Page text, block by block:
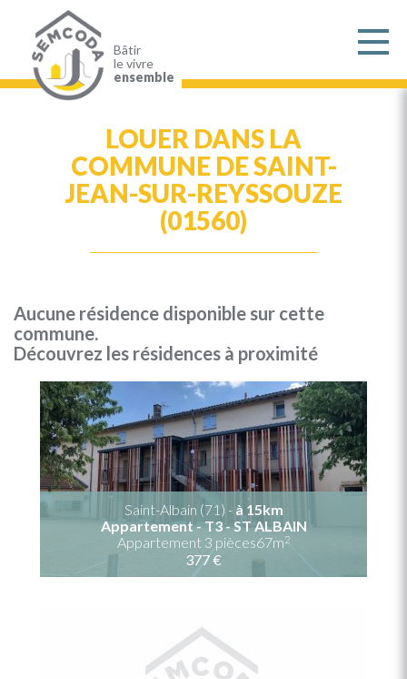
contenu
principal
Bâtir
le vivre
ensemble
LOUER DANS LA
COMMUNE DE SAINT-
JEAN-SUR-REYSSOUZE
(01560)
Aucune résidence disponible sur cette
commune.
Découvrez les résidences à proximité
Saint-Albain (71) - à 15km
Appartement - T3 - ST ALBAIN
Appartement 3 pièces67m2
377 €